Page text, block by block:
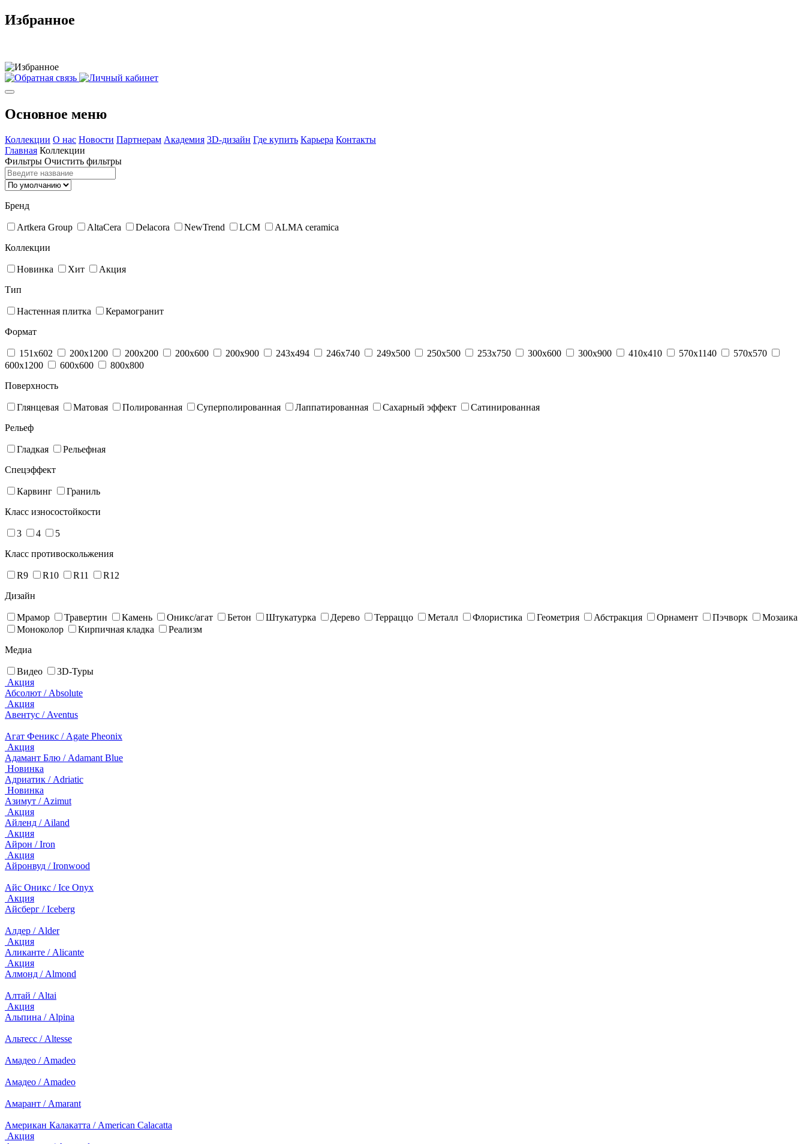
Избранное
Основное меню
Коллекции О нас Новости Партнерам Академия 3D-дизайн Где купить Карьера Контакты
Главная Коллекции
Фильтры Очистить фильтры
Бренд
Artkera Group AltaCera Delacora NewTrend LCM
ALMA ceramica
Коллекции
Новинка Хит
Акция
Тип
Настенная плитка
Керамогранит
Формат
151x602 200x1200 200x200 200x600 200x900 243x494 246x740 249x500 250x500 253x750 300x600 300x900 410x410 570x1140
570x570
600x1200
600x600
800x800
Поверхность
Глянцевая Матовая Полированная Суперполированная Лаппатированная Сахарный эффект
Сатинированная
Рельеф
Гладкая
Рельефная
Спецэффект
Карвинг
Граниль
Класс износостойкости
3 4
5
Класс противоскольжения
R9 R10 R11
R12
Дизайн
Мрамор Травертин Камень Оникс/агат Бетон Штукатурка Дерево Терраццо Металл Флористика Геометрия Абстракция Орнамент Пэчворк
Мозаика
Моноколор
Кирпичная кладка
Реализм
Медиа
Видео
3D-Туры
Акция
Абсолют / Absolute
Акция
Авентус / Aventus
Агат Феникс / Agate Pheonix
Акция
Адамант Блю / Adamant Blue
Новинка
Адриатик / Adriatic
Новинка
Азимут / Azimut
Акция
Айленд / Ailand
Акция
Айрон / Iron
Акция
Айронвуд / Ironwood
Айс Оникс / Ice Onyx
Акция
Айсберг / Iceberg
Алдер / Alder
Акция
Аликанте / Alicante
Акция
Алмонд / Almond
Алтай / Altai
Акция
Альпина / Alpina
Альтесс / Altesse
Амадео / Amadeo
Амадео / Amadeo
Амарант / Amarant
Американ Калакатта / American Calacatta
Акция